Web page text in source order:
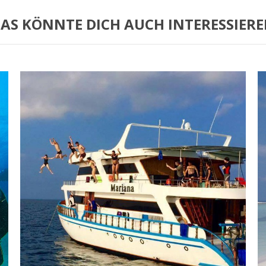
KÖNNTE DICH AUCH